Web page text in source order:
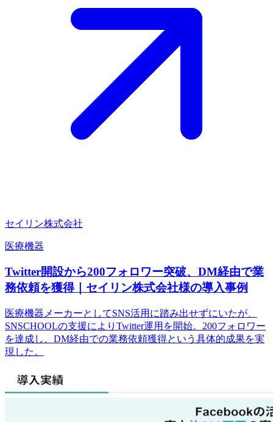
セイリン株式会社
医療機器
Twitter開設から200フォロワー突破、DM経由で業
務依頼を獲得｜セイリン株式会社様の導入事例
医療機器メーカーとしてSNS活用に踏み出せずにいたが、
SNSCHOOLの支援によりTwitter運用を開始。200フォロワー
を達成し、DM経由での業務依頼獲得という具体的成果を実
現した。